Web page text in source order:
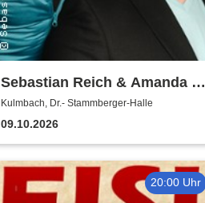
Sebastian Reich & Amanda -
Purer Zufall
Kulmbach, Dr.- Stammberger-Halle
09.10.2026
20:00 Uhr